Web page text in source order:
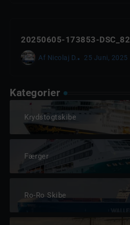
20250605-173853-
Af Nicolaj D. 25 Juni, 2025
Kategorier
Krydstogtskibe
Færger
Ro-Ro Skibe